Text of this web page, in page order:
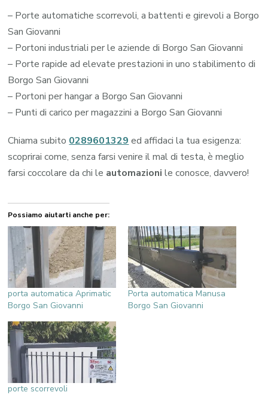
– Porte automatiche scorrevoli, a battenti e girevoli a Borgo
San Giovanni
– Portoni industriali per le aziende di Borgo San Giovanni
– Porte rapide ad elevate prestazioni in uno stabilimento di
Borgo San Giovanni
– Portoni per hangar a Borgo San Giovanni
– Punti di carico per magazzini a Borgo San Giovanni
Chiama subito 0289601329 ed affidaci la tua esigenza:
scoprirai come, senza farsi venire il mal di testa, è meglio
farsi coccolare da chi le automazioni le conosce, davvero!
Possiamo aiutarti anche per:
porta automatica Aprimatic
Borgo San Giovanni
Porta automatica Manusa
Borgo San Giovanni
porte scorrevoli